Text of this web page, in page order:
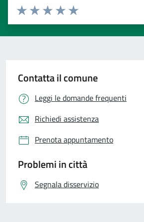
Valuta 5 stelle su 5
Valuta 4 stelle su 5
Valuta 3 stelle su 5
Valuta 2 stelle su 5
Valuta 1 stelle su 5
Contatta il comune
Leggi le domande frequenti
Richiedi assistenza
Prenota appuntamento
Problemi in città
Segnala disservizio